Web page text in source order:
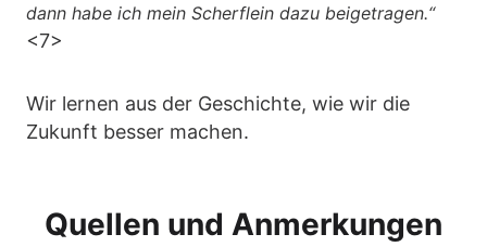
dann habe ich mein Scherflein dazu beigetragen.“
<7>
Wir lernen aus der Geschichte, wie wir die
Zukunft besser machen.
Quellen und Anmerkungen